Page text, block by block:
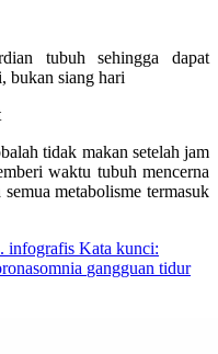
tubuh sehingga dapat
bukan siang hari
tidak makan setelah jam
waktu tubuh mencerna
metabolisme termasuk
infografis Kata kunci:
gangguan tidur